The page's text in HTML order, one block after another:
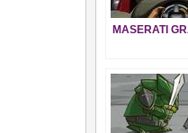
MASERATI